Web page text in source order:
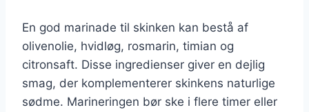
En god marinade til skinken kan bestå af
olivenolie, hvidløg, rosmarin, timian og
citronsaft. Disse ingredienser giver en dejlig
smag, der komplementerer skinkens naturlige
sødme. Marineringen bør ske i flere timer eller